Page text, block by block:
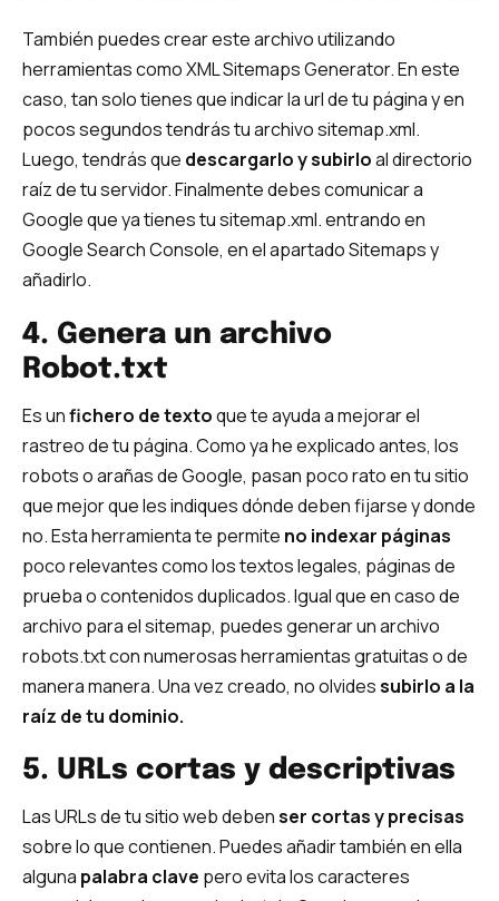
También puedes crear este archivo utilizando
herramientas como XML Sitemaps Generator. En este
caso, tan solo tienes que indicar la url de tu página y en
pocos segundos tendrás tu archivo sitemap.xml.
Luego, tendrás que descargarlo y subirloal directorio
raíz de tu servidor. Finalmente debes comunicar a
Google que ya tienes tu sitemap.xml. entrando en
Google Search Console, en el apartado Sitemaps y
añadirlo.
4. Genera un archivo
Robot.txt
Es unfichero de textoque te ayuda a mejorar el
rastreo de tu página. Como ya he explicado antes, los
robots o arañas de Google, pasan poco rato en tu sitio
que mejor que les indiques dónde deben fijarse y donde
no. Esta herramienta te permite no indexar páginas
poco relevantes como los textos legales, páginas de
prueba o contenidos duplicados. Igual que en caso de
archivo para el sitemap, puedes generar un archivo
robots.txt con numerosas herramientas gratuitas o de
manera manera. Una vez creado, no olvidessubirlo a la
raíz de tu dominio.
5. URLs cortas y descriptivas
Las URLs de tu sitio web debenser cortas y precisas
sobre lo que contienen. Puedes añadir también en ella
alguna palabra clave pero evita los caracteres